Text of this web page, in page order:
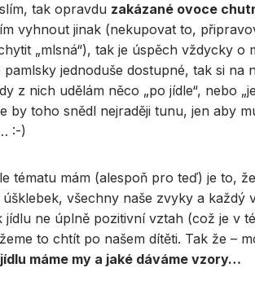
tak opravdu zakázané ovoce
vyhnout jinak (nekupovat to,
„mlsná“), tak je úspěch vždycky o
jednoduše dostupné, tak si na
z nich udělám něco „po jídle“, nebo
by toho snědl nejraději tunu, jen aby
:-)
tématu mám (alespoň pro teď) je to,
všechny naše zvyky a každý
ne úplně pozitivní vztah (což je v
to chtít po našem dítěti. Tak že –
máme my a jaké dáváme vzory…